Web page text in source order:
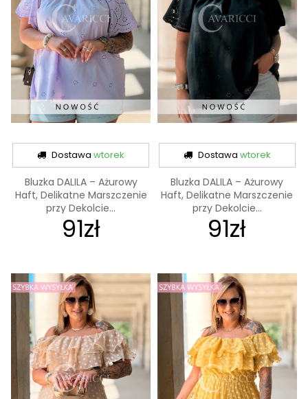
Dostawawtorek
Bluzka DALILA – Ażurowy
Haft, Delikatne Marszczenie
przy Dekolcie...
91zł
Dostawa wtorek
Bluzka DALILA – Ażurowy
Haft, Delikatne Marszczenie
przy Dekolcie...
91zł